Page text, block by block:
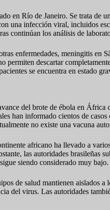
en Río de Janeiro. Se trata de
una infección viral, incluidos
continúan los análisis de
enfermedades, meningitis en
permiten descartar
se encuentra en estado
del brote de ébola en África
han informado cientos de
no existe una vacuna
africano ha llevado a
las autoridades brasileñas
siendo considerado muy bajo.
de salud mantienen aislados a
del virus. Las autoridades